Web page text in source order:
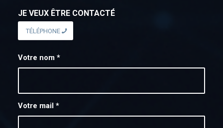
JE VEUX ÊTRE CONTACTÉ
TÉLÉPHONE
Votre nom *
Votre mail *